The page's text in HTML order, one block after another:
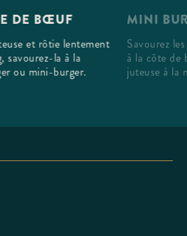
DE BŒUF
et rôtie lentement
savourez-la à la
ou mini-burger.
MINI
Savourez
à la côte
juteuse à la